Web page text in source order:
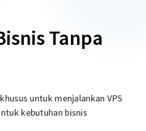
Tanpa
untuk menjalankan VPS
kebutuhan bisnis